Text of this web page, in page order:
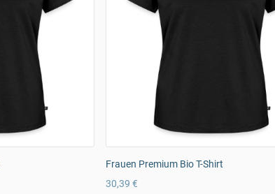
Frauen Premium Bio T-Shirt
30,39 €